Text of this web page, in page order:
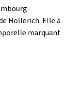
Hollerich. Elle a
marquant